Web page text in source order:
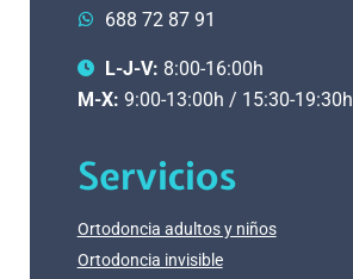
688 72 87 91
L-J-V: 8:00-16:00h
M-X: 9:00-13:00h / 15:30-19:30h
Servicios
Ortodoncia adultos y niños
Ortodoncia invisible